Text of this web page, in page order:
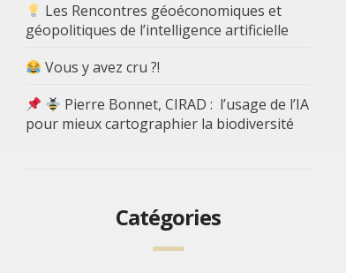
Les Rencontres géoéconomiques et
géopolitiques de l’intelligence artificielle
Vous y avez cru ?!
Pierre Bonnet, CIRAD : l’usage de l’IA
pour mieux cartographier la biodiversité
Catégories